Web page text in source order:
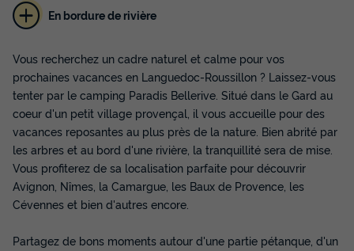
CHALET 4 personnes - Les Mimosas - 2
chambres avec climatisation
Annulation gratuite
Surface
30m²
Adultes
4
Chambres
2
Salle de bain
1
Terrasse semi-couverte Climatisation
En bordure de rivière
Vous recherchez un cadre naturel et calme pour vos
prochaines vacances en Languedoc-Roussillon ? Laissez-vous
tenter par le camping Paradis Bellerive. Situé dans le Gard au
coeur d'un petit village provençal, il vous accueille pour des
vacances reposantes au plus près de la nature. Bien abrité par
les arbres et au bord d'une rivière, la tranquillité sera de mise.
Vous profiterez de sa localisation parfaite pour découvrir
Avignon, Nîmes, la Camargue, les Baux de Provence, les
Cévennes et bien d'autres encore.
Partagez de bons moments autour d'une partie pétanque, d'un